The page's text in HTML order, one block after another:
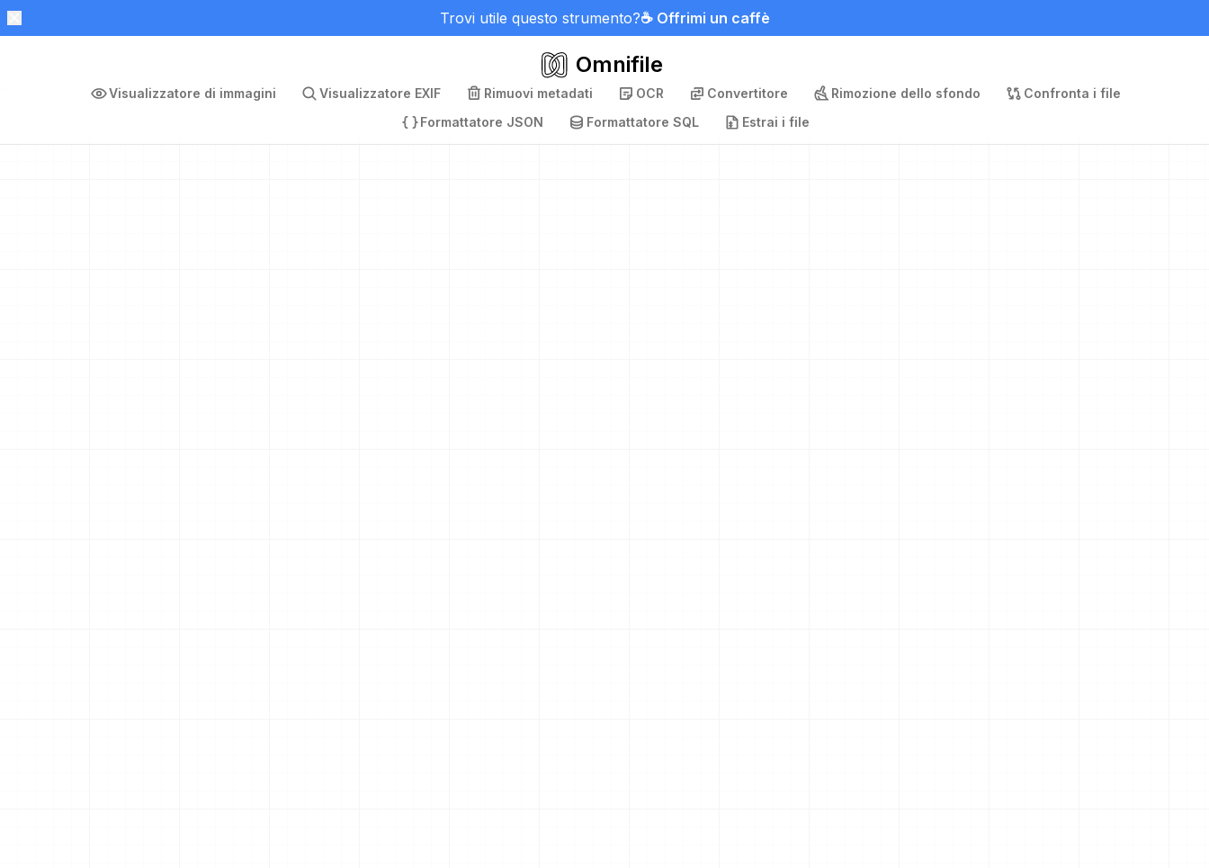
Trovi utile questo strumento?☕ Offrimi un caffè
Omnifile
Visualizzatore di immagini Visualizzatore EXIF Rimuovi metadati OCR Convertitore Rimozione dello sfondo
Confronta i file
Formattatore JSON
Formattatore SQL Estrai i file